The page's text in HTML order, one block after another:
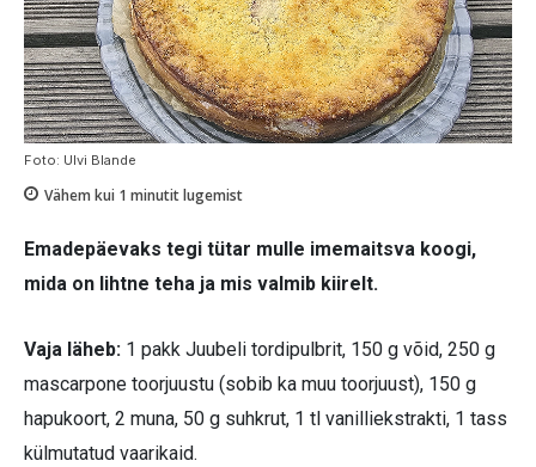
Foto: Ulvi Blande
Vähem kui 1 minutit lugemist
Emadepäevaks tegi tütar mulle imemaitsva koogi,
mida on lihtne teha ja mis valmib kiirelt.
Vaja läheb: 1 pakk Juubeli tordipulbrit, 150 g võid, 250 g
mascarpone toorjuustu (sobib ka muu toorjuust), 150 g
hapukoort, 2 muna, 50 g suhkrut, 1 tl vanilliekstrakti, 1 tass
külmutatud vaarikaid.